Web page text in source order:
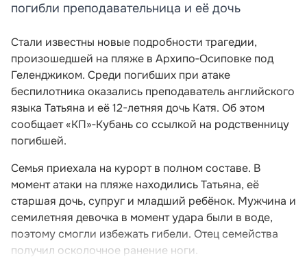
погибли преподавательница и её дочь
Стали известны новые подробности трагедии,
произошедшей на пляже в Архипо‑Осиповке под
Геленджиком. Среди погибших при атаке
беспилотника оказались преподаватель английского
языка Татьяна и её 12-летняя дочь Катя. Об этом
сообщает «КП»‑Кубань со ссылкой на родственницу
погибшей.
Семья приехала на курорт в полном составе. В
момент атаки на пляже находились Татьяна, её
старшая дочь, супруг и младший ребёнок. Мужчина и
семилетняя девочка в момент удара были в воде,
поэтому смогли избежать гибели. Отец семейства
получил осколочное ранение ноги.